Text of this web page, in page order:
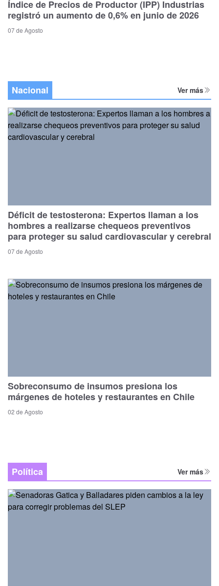
Índice de Precios de Productor (IPP) Industrias
registró un aumento de 0,6% en junio de 2026
07 de Agosto
Nacional Ver más
Déficit de testosterona: Expertos llaman a los
hombres a realizarse chequeos preventivos
para proteger su salud cardiovascular y cerebral
07 de Agosto
Sobreconsumo de insumos presiona los
márgenes de hoteles y restaurantes en Chile
02 de Agosto
Política Ver más